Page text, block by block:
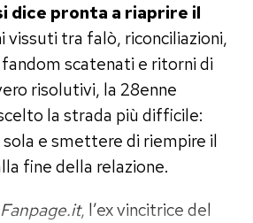
dice pronta a riaprire il
vissuti tra falò, riconciliazioni,
scatenati e ritorni di
risolutivi, la 28enne
la strada più difficile:
e smettere di riempire il
fine della relazione.
Fanpage.it, l’ex vincitrice del